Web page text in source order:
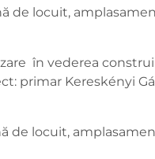
de locuit,
în vederea
primar Kereskényi
de locuit,